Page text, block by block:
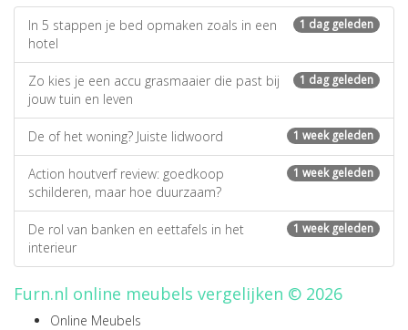
1 dag geleden
In 5 stappen je bed opmaken zoals in een
hotel
1 dag geleden
Zo kies je een accu grasmaaier die past bij
jouw tuin en leven
1 week geleden
De of het woning? Juiste lidwoord
1 week geleden
Action houtverf review: goedkoop
schilderen, maar hoe duurzaam?
1 week geleden
De rol van banken en eettafels in het
interieur
Furn.nl online meubels vergelijken © 2026
Online Meubels